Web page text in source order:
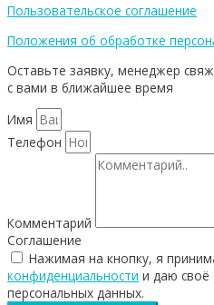
Пользовательское соглашение
Положения об обработке
Оставьте заявку, менеджер
с вами в ближайшее время
Имя
Телефон
Комментарий
Соглашение
Нажимая на кнопку, я
конфиденциальности и даю своё
персональных данных.